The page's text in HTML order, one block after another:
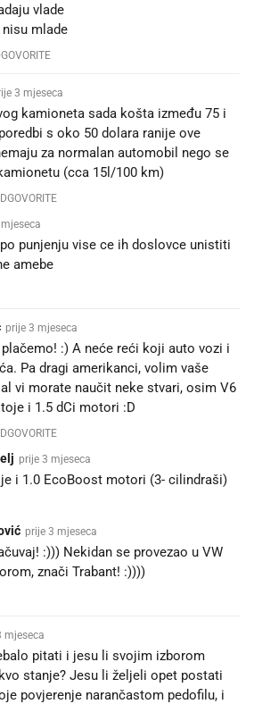
vlade
mlade
3 mjeseca
kamioneta sada košta između 75 i
s oko 50 dolara ranije ove
za normalan automobil nego se
(cca 15l/100 km)
punjenju vise ce ih doslovce unistiti
amebe
prije 3 mjeseca
:) A neće reći koji auto vozi i
Pa dragi amerikanci, volim vaše
vi morate naučit neke stvari, osim V6
i 1.5 dCi motori :D
prije 3 mjeseca
i 1.0 EcoBoost motori (3- cilindraši)
prije 3 mjeseca
:))) Nekidan se provezao u VW
znači Trabant! :))))
mjeseca
pitati i jesu li svojim izborom
stanje? Jesu li željeli opet postati
povjerenje narančastom pedofilu, i